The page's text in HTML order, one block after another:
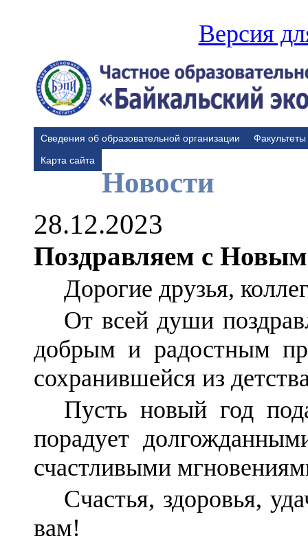
Версия
Сведения об образовательной организации
Факультеты
Карта сайта
Новости
28.12.2023
Поздравляем с
Дорогие друзья,
От всей души
добрым и радостным
сохранившейся из
Пусть новый год
порадует
счастливыми
Счастья, здоровья,
вам!